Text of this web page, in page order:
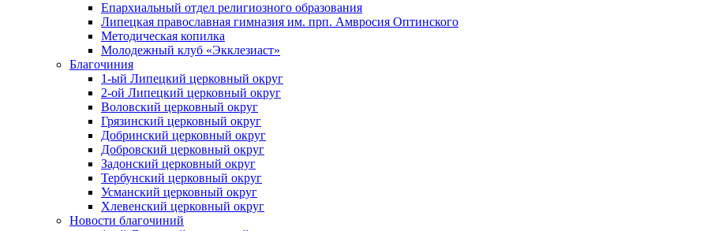
Епархиальный отдел религиозного образования
Липецкая православная гимназия им. прп. Амвросия Оптинского
Методическая копилка
Молодежный клуб «Экклезиаст»
Благочиния
1-ый Липецкий церковный округ
2-ой Липецкий церковный округ
Воловский церковный округ
Грязинский церковный округ
Добринский церковный округ
Добровский церковный округ
Задонский церковный округ
Тербунский церковный округ
Усманский церковный округ
Хлевенский церковный округ
Новости благочиний